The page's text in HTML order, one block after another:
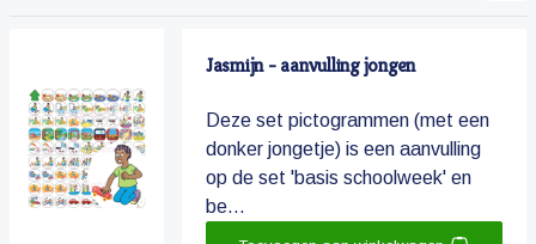
Jasmijn - aanvulling jongen
Deze set pictogrammen (met een
donker jongetje) is een aanvulling
op de set 'basis schoolweek' en
be...